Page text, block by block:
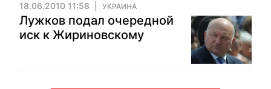
18.06.2010 11:58 УКРАИНА
Лужков подал очередной
иск к Жириновскому